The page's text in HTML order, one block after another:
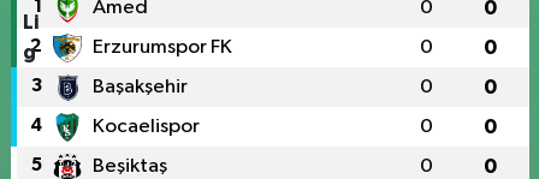
1 Amed 0 0
2 Erzurumspor FK 0 0
3 Başakşehir 0 0
4 Kocaelispor 0 0
5 Beşiktaş 0 0